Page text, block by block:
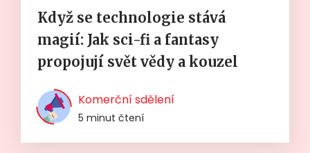
Když se technologie stává
magií: Jak sci-fi a fantasy
propojují svět vědy a kouzel
Komerční sdělení
5 minut čtení